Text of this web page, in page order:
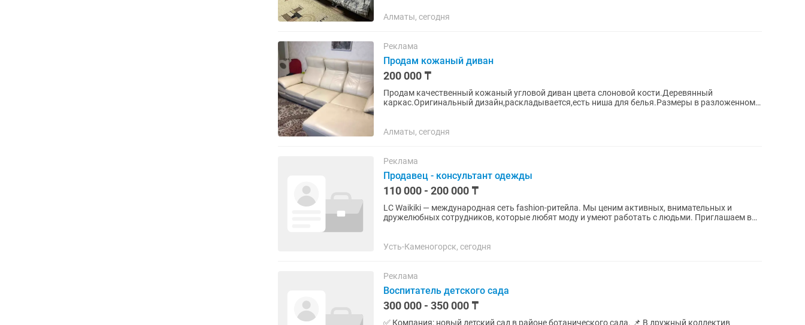
Алматы, сегодня
Реклама
Продам кожаный диван
200 000 ₸
Продам качественный кожаный угловой диван цвета слоновой кости.Деревянный
каркас.Оригинальный дизайн,раскладывается,есть ниша для белья.Размеры в разложенном
Алматы, сегодня
Реклама
Продавец - консультант одежды
110 000 - 200 000 ₸
LC Waikiki — международная сеть fashion-ритейла. Мы ценим активных, внимательных и
дружелюбных сотрудников, которые любят моду и умеют работать с людьми. Приглашаем в
Усть-Каменогорск, сегодня
Реклама
Воспитатель детского сада
300 000 - 350 000 ₸
✅ Компания: новый детский сад в районе ботанического сада. 📌 В дружный коллектив